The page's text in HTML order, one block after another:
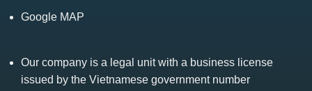
Google MAP
Our company is a legal unit with a business license
issued by the Vietnamese government number